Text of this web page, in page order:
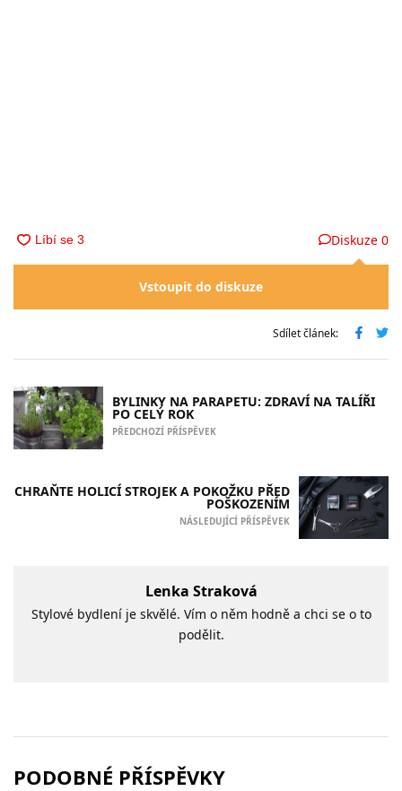
Diskuze 0
Vstoupit do diskuze
Sdílet článek:
BYLINKY NA PARAPETU: ZDRAVÍ NA TALÍŘI
PO CELÝ ROK
PŘEDCHOZÍ PŘÍSPĚVEK
CHRAŇTE HOLICÍ STROJEK A POKOŽKU PŘED
POŠKOZENÍM
NÁSLEDUJÍCÍ PŘÍSPĚVEK
Lenka Straková
Stylové bydlení je skvělé. Vím o něm hodně a chci se o to
podělit.
PODOBNÉ PŘÍSPĚVKY